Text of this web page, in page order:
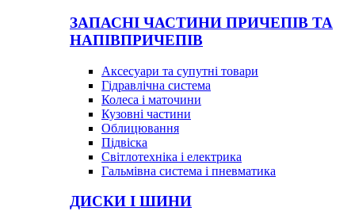
ЗАПАСНІ ЧАСТИНИ ПРИЧЕПІВ ТА
НАПІВПРИЧЕПІВ
Аксесуари та супутні товари
Гідравлічна система
Колеса і маточини
Кузовні частини
Облицювання
Підвіска
Світлотехніка і електрика
Гальмівна система і пневматика
ДИСКИ І ШИНИ